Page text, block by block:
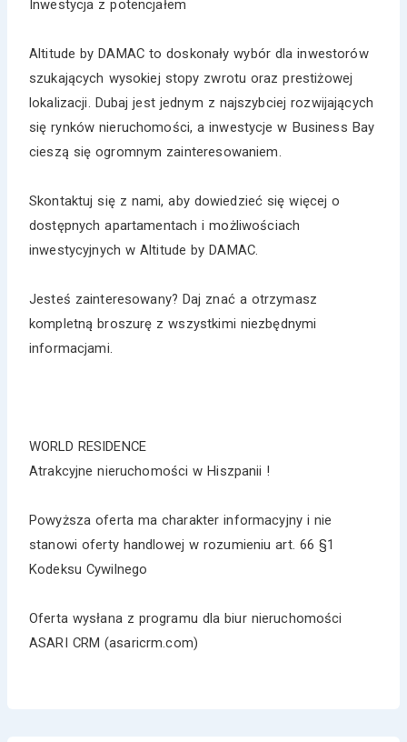
Inwestycja z potencjałem
Altitude by DAMAC to doskonały wybór dla inwestorów
szukających wysokiej stopy zwrotu oraz prestiżowej
lokalizacji. Dubaj jest jednym z najszybciej rozwijających
się rynków nieruchomości, a inwestycje w Business Bay
cieszą się ogromnym zainteresowaniem.
Skontaktuj się z nami, aby dowiedzieć się więcej o
dostępnych apartamentach i możliwościach
inwestycyjnych w Altitude by DAMAC.
Jesteś zainteresowany? Daj znać a otrzymasz
kompletną broszurę z wszystkimi niezbędnymi
informacjami.
WORLD RESIDENCE
Atrakcyjne nieruchomości w Hiszpanii !
Powyższa oferta ma charakter informacyjny i nie
stanowi oferty handlowej w rozumieniu art. 66 §1
Kodeksu Cywilnego
Oferta wysłana z programu dla biur nieruchomości
ASARI CRM (asaricrm.com)